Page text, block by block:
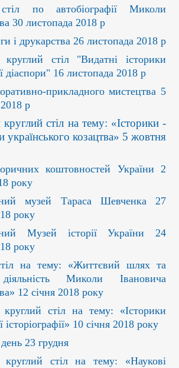
по автобіографії Миколи
30 листопада 2018 р
і друкарства 26 листопада 2018 р
стіл "Видатні історики
діаспори" 16 листопада 2018 р
прикладного мистецтва 5
р
стіл на тему: «Історики -
українського козацтва» 5 жовтня
коштовностей України 2
року
музей Тараса Шевченка 27
року
Музей історії України 24
року
на тему: «Життєвий шлях та
Миколи Івановича
12 січня 2018 року
стіл на тему: «Історики
історіографії» 10 січня 2018 року
23 грудня
стіл на тему: «Наукові